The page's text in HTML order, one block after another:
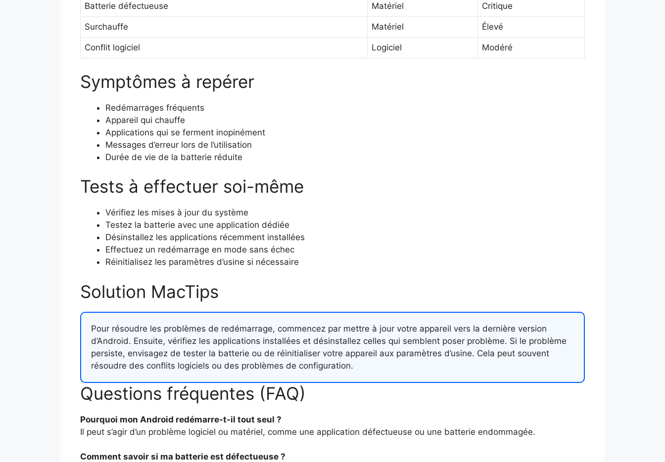
Batterie défectueuse Matériel Critique
Surchauffe Matériel Élevé
Conflit logiciel Logiciel Modéré
Symptômes à repérer
Redémarrages fréquents
Appareil qui chauffe
Applications qui se ferment inopinément
Messages d’erreur lors de l’utilisation
Durée de vie de la batterie réduite
Tests à effectuer soi-même
Vérifiez les mises à jour du système
Testez la batterie avec une application dédiée
Désinstallez les applications récemment installées
Effectuez un redémarrage en mode sans échec
Réinitialisez les paramètres d’usine si nécessaire
Solution MacTips
Pour résoudre les problèmes de redémarrage, commencez par mettre à jour votre appareil vers la dernière version
d’Android. Ensuite, vérifiez les applications installées et désinstallez celles qui semblent poser problème. Si le problème
persiste, envisagez de tester la batterie ou de réinitialiser votre appareil aux paramètres d’usine. Cela peut souvent
résoudre des conflits logiciels ou des problèmes de configuration.
Questions fréquentes (FAQ)
Pourquoi mon Android redémarre-t-il tout seul ?
Il peut s’agir d’un problème logiciel ou matériel, comme une application défectueuse ou une batterie endommagée.
Comment savoir si ma batterie est défectueuse ?